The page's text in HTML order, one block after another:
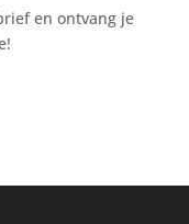
en ontvang je